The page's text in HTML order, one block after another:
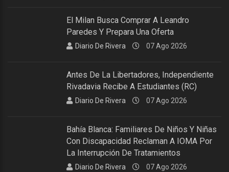
El Milan Busca Comprar A Leandro
Paredes Y Prepara Una Oferta
Diario De Rivera 07 Ago 2026
Antes De La Libertadores, Independiente
Rivadavia Recibe A Estudiantes (RC)
Diario De Rivera 07 Ago 2026
Bahía Blanca: Familiares De Niños Y Niñas
Con Discapacidad Reclaman A IOMA Por
La Interrupción De Tratamientos
Diario De Rivera 07 Ago 2026